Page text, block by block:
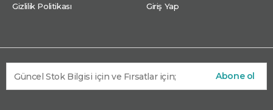
Gizlilik Politikası
Giriş Yap
Abone ol